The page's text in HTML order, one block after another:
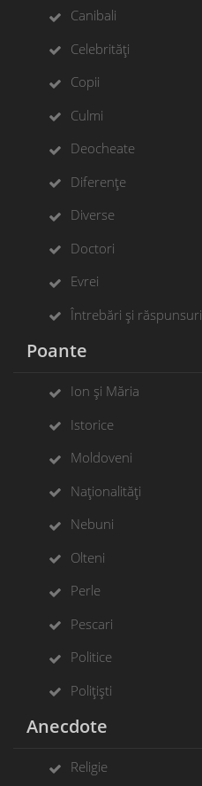
Canibali
Celebrități
Copii
Culmi
Deocheate
Diferențe
Diverse
Doctori
Evrei
Întrebări și răspunsuri
Poante
Ion și Măria
Istorice
Moldoveni
Naționalități
Nebuni
Olteni
Perle
Pescari
Politice
Polițiști
Anecdote
Religie